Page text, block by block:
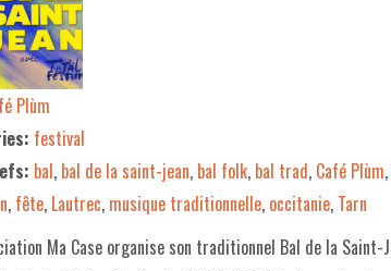
Plùm
festival
bal, bal de la saint-jean, bal folk, bal trad, Café Plùm,
, fête, Lautrec, musique traditionnelle, occitanie, Tarn
Ma Case organise son traditionnel Bal de la